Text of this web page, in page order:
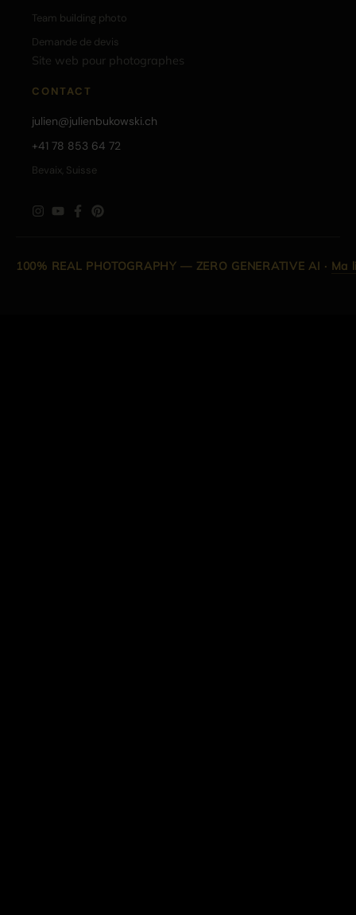
Team building photo
Demande de devis
Site web pour photographes
CONTACT
julien@julienbukowski.ch
+41 78 853 64 72
Bevaix, Suisse
100% REAL PHOTOGRAPHY — ZERO GENERATIVE AI · Ma